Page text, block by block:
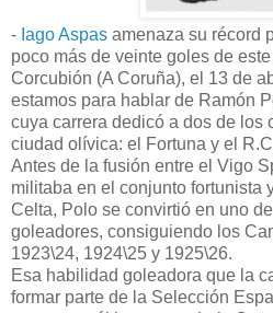
- Iago Aspas amenaza su récord
poco más de veinte goles de
Corcubión (A Coruña), el 13 de
estamos para hablar de Ramón
cuya carrera dedicó a dos de los
ciudad olívica: el Fortuna y el
Antes de la fusión entre el Vigo
militaba en el conjunto fortunista
Celta, Polo se convirtió en uno
goleadores, consiguiendo los
1923\24, 1924\25 y 1925\26.
Esa habilidad goleadora que la
formar parte de la Selección